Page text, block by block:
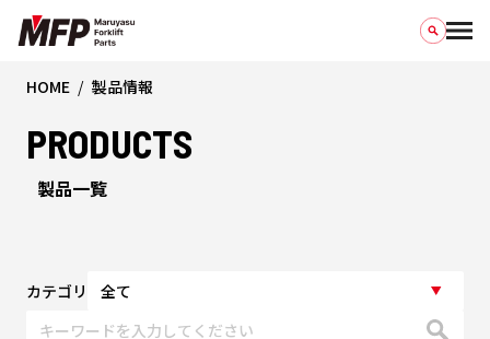
HOME 製品情報
PRODUCTS
製品一覧
カテゴリ